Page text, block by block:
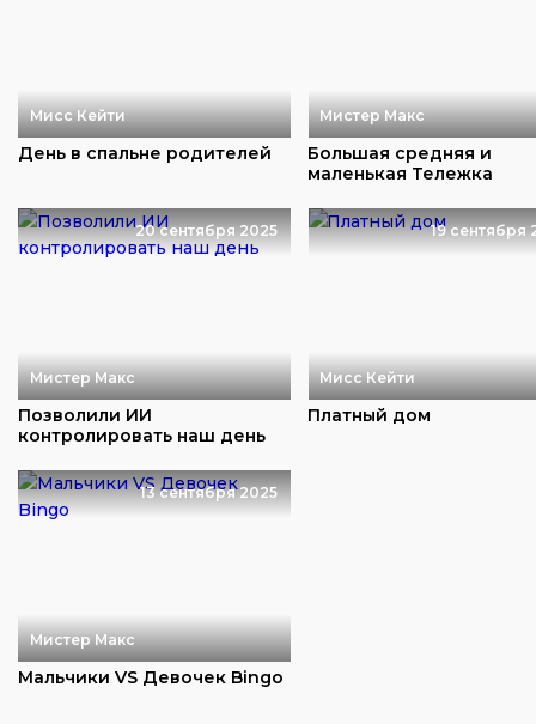
Мисс Кейти
День в спальне родителей
Мистер Макс
Большая средняя и
маленькая Тележка
20 сентября 2025
Мистер Макс
Позволили ИИ
контролировать наш день
19 сентября
Мисс Кейти
Платный дом
13 сентября 2025
Мистер Макс
Мальчики VS Девочек Bingo